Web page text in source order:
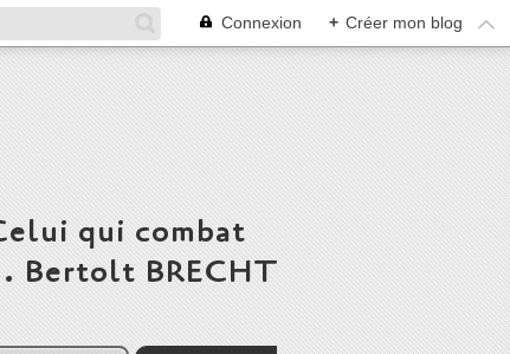
Connexion + Créer mon blog
qui combat
Bertolt BRECHT